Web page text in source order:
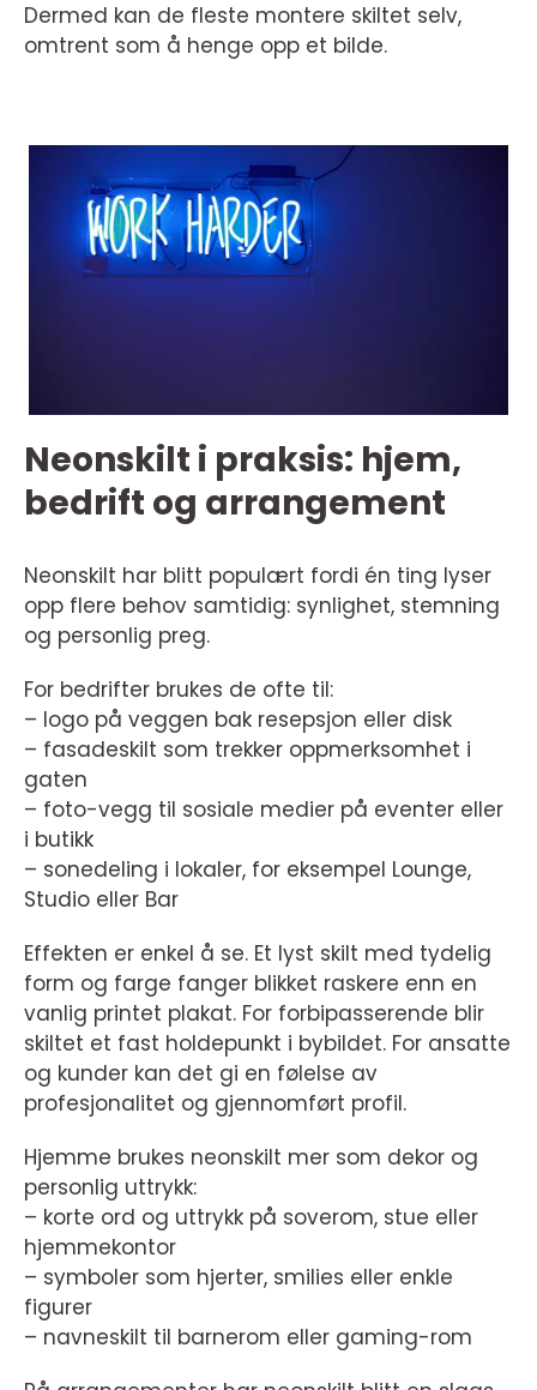
Dermed kan de fleste montere skiltet selv,
omtrent som å henge opp et bilde.
Neonskilt i praksis: hjem,
bedrift og arrangement
Neonskilt har blitt populært fordi én ting lyser
opp flere behov samtidig: synlighet, stemning
og personlig preg.
For bedrifter brukes de ofte til:
– logo på veggen bak resepsjon eller disk
– fasadeskilt som trekker oppmerksomhet i
gaten
– foto-vegg til sosiale medier på eventer eller
i butikk
– sonedeling i lokaler, for eksempel Lounge,
Studio eller Bar
Effekten er enkel å se. Et lyst skilt med tydelig
form og farge fanger blikket raskere enn en
vanlig printet plakat. For forbipasserende blir
skiltet et fast holdepunkt i bybildet. For ansatte
og kunder kan det gi en følelse av
profesjonalitet og gjennomført profil.
Hjemme brukes neonskilt mer som dekor og
personlig uttrykk:
– korte ord og uttrykk på soverom, stue eller
hjemmekontor
– symboler som hjerter, smilies eller enkle
figurer
– navneskilt til barnerom eller gaming-rom